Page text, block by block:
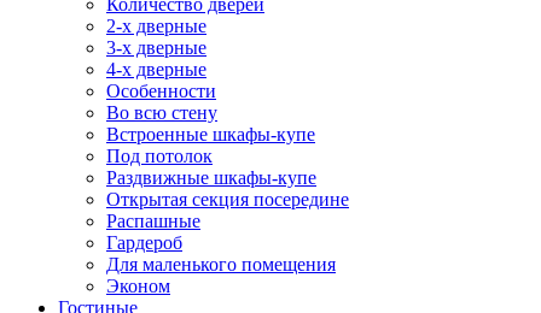
Количество дверей
2-х дверные
3-х дверные
4-х дверные
Особенности
Во всю стену
Встроенные шкафы-купе
Под потолок
Раздвижные шкафы-купе
Открытая секция посередине
Распашные
Гардероб
Для маленького помещения
Эконом
Гостиные